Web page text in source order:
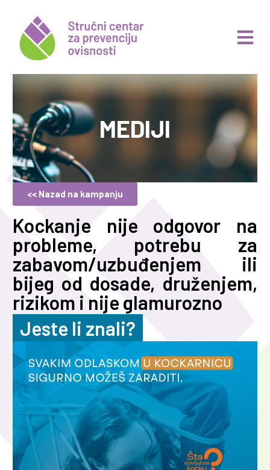
MEDIJI
<< Nazad na kampanju
Kockanje nije odgovor na
probleme, potrebu za
zabavom/uzbuđenjem ili
bijeg od dosade, druženjem,
rizikom i nije glamurozno
Jeste li znali?